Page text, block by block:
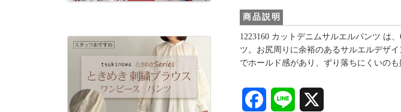
商品説明
1223160 カットデニムサルエルパンツ は
ツ。お尻周りに余裕のあるサルエルデザ
でホールド感があり、ずり落ちにくいのも
FacebookLine